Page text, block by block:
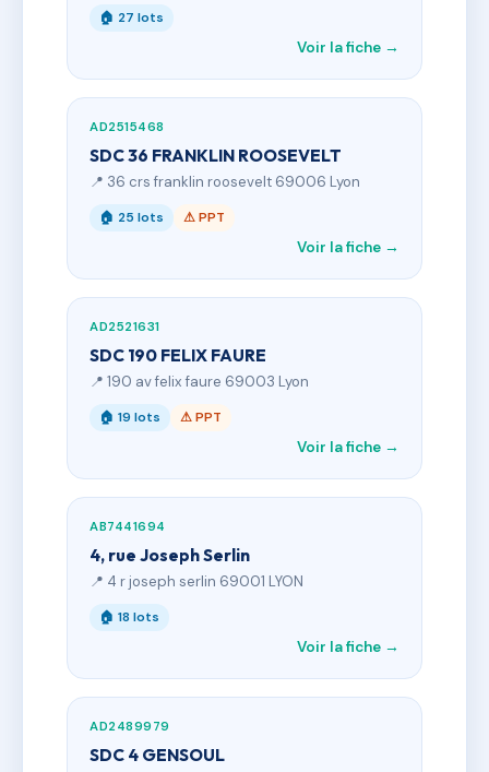
🏠 27 lots
Voir la fiche →
AD2515468
SDC 36 FRANKLIN ROOSEVELT
📍 36 crs franklin roosevelt 69006 Lyon
🏠 25 lots ⚠ PPT
Voir la fiche →
AD2521631
SDC 190 FELIX FAURE
📍 190 av felix faure 69003 Lyon
🏠 19 lots ⚠ PPT
Voir la fiche →
AB7441694
4, rue Joseph Serlin
📍 4 r joseph serlin 69001 LYON
🏠 18 lots
Voir la fiche →
AD2489979
SDC 4 GENSOUL